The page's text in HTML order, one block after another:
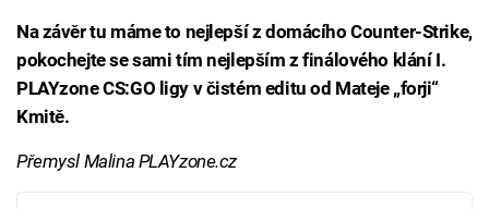
Na závěr tu máme to nejlepší z domácího Counter-Strike,
pokochejte se sami tím nejlepším z finálového klání I.
PLAYzone CS:GO ligy v čistém editu od Mateje „forji“
Kmitě.
Přemysl Malina PLAYzone.cz